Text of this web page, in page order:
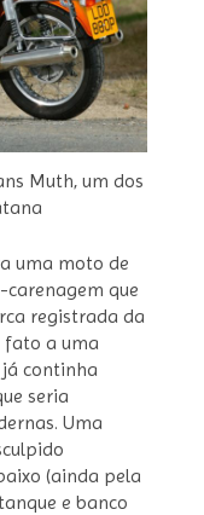
Muth, um dos
uma moto de
carenagem que
registrada da
fato a uma
continha
seria
Uma
(ainda pela
e banco